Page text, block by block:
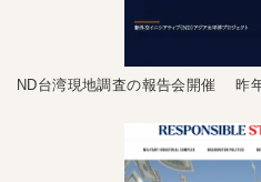
ND台湾現地調査の報告会開催 昨